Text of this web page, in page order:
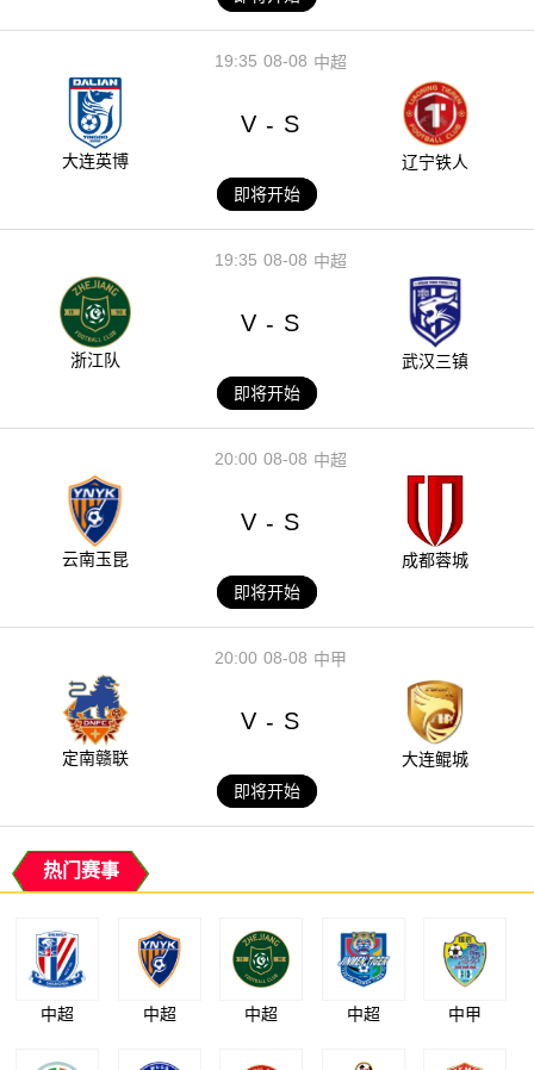
08-08
19:35 中超
大连英博
V - S
辽宁铁人
即将开始
08-08
19:35 中超
浙江队
V - S
武汉三镇
即将开始
08-08
20:00 中超
云南玉昆
V - S
成都蓉城
即将开始
08-08
20:00 中甲
定南赣联
V - S
大连鲲城
即将开始
热门赛事
中超 中超 中超 中超 中甲